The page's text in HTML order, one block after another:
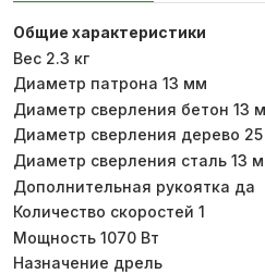
Общие характеристики
Вес 2.3 кг
Диаметр патрона 13 мм
Диаметр сверления бетон 13
Диаметр сверления дерево
Диаметр сверления сталь 13
Дополнительная рукоятка да
Количество скоростей 1
Мощность 1070 Вт
Назначение дрель